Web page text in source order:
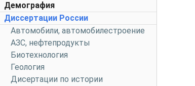
Демография
Диссертации России
Автомобили, автомобилестроение
АЗС, нефтепродукты
Биотехнология
Геология
Дисертации по истории